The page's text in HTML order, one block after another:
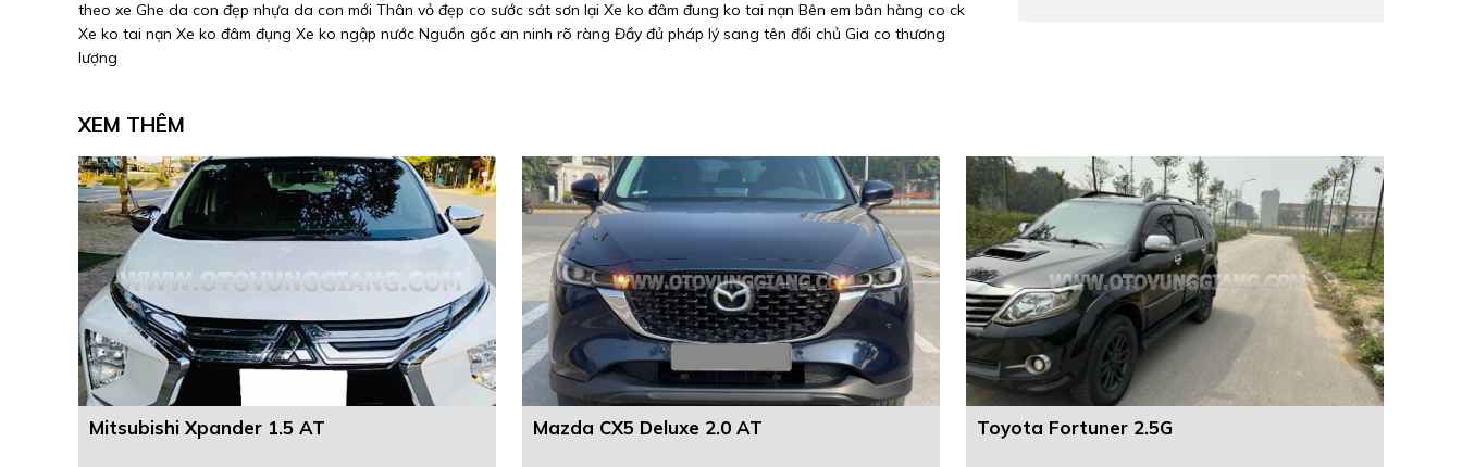
theo xe Ghe da con đẹp nhựa da con mới Thân vỏ đẹp co sước sát sơn lại Xe ko đâm đung ko tai nạn Bên em bân hàng co ck
Xe ko tai nạn Xe ko đâm đụng Xe ko ngập nước Nguồn gốc an ninh rõ ràng Đầy đủ pháp lý sang tên đổi chủ Gia co thương
lượng
XEM THÊM
Mitsubishi Xpander 1.5 AT Mazda CX5 Deluxe 2.0 AT Toyota Fortuner 2.5G